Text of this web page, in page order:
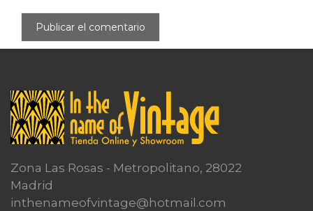
Zona Las Rosas - Metropolitano, 28022
Madrid
inthenameofvintage@hotmail.com